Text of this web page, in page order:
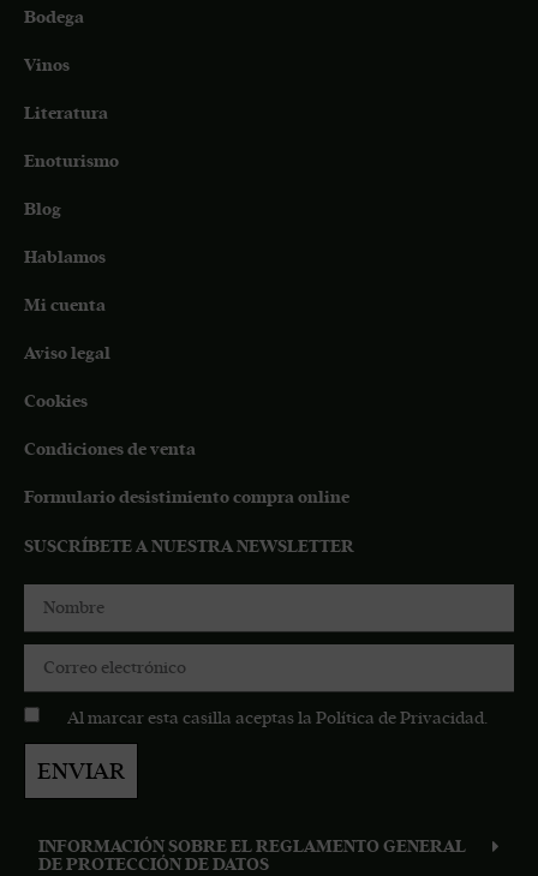
Bodega
Vinos
Literatura
Enoturismo
Blog
Hablamos
Mi cuenta
Aviso legal
Cookies
Condiciones de venta
Formulario desistimiento compra online
SUSCRÍBETE A NUESTRA NEWSLETTER
Al marcar esta casilla aceptas la Política de Privacidad.
ENVIAR
INFORMACIÓN SOBRE EL REGLAMENTO GENERAL
DE PROTECCIÓN DE DATOS